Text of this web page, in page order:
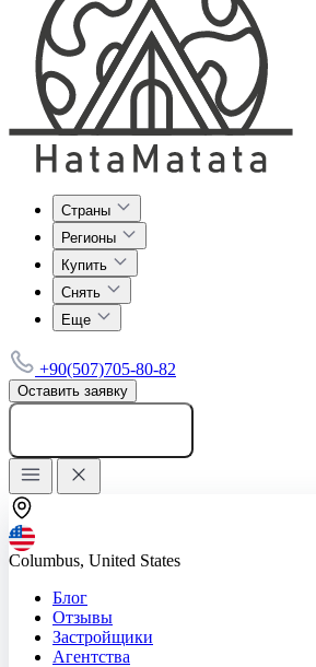
Страны
Регионы
Купить
Снять
Еще
+90(507)705-80-82
Оставить заявку
Columbus, United States
Блог
Отзывы
Застройщики
Агентства